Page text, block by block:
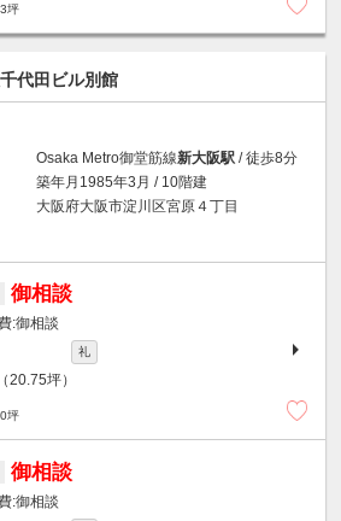
坪
代田ビル別館
Osaka Metro御堂筋線新大阪駅 / 徒歩8分
築年月1985年3月 / 10階建
大阪府大阪市淀川区宮原４丁目
御相談
御相談
礼
（20.75坪）
坪
御相談
御相談